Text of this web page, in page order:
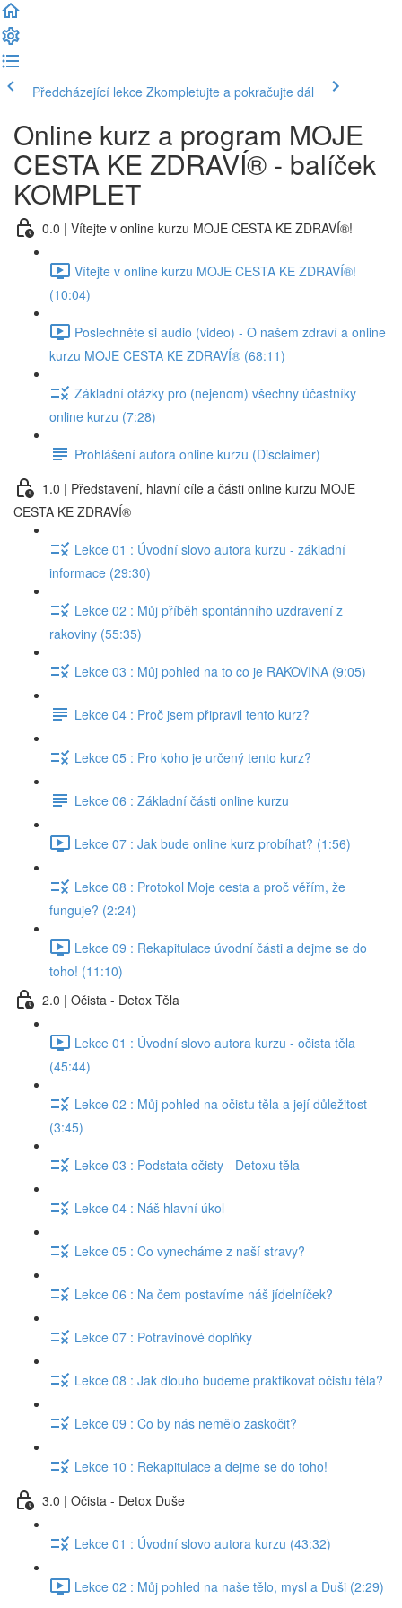
Předcházející lekce Zkompletujte a pokračujte dál
Online kurz a program MOJE
CESTA KE ZDRAVÍ® - balíček
KOMPLET
0.0 | Vítejte v online kurzu MOJE CESTA KE ZDRAVÍ®!
Vítejte v online kurzu MOJE CESTA KE ZDRAVÍ®!
(10:04)
Poslechněte si audio (video) - O našem zdraví a online
kurzu MOJE CESTA KE ZDRAVÍ® (68:11)
Základní otázky pro (nejenom) všechny účastníky
online kurzu (7:28)
Prohlášení autora online kurzu (Disclaimer)
1.0 | Představení, hlavní cíle a části online kurzu MOJE
CESTA KE ZDRAVÍ®
Lekce 01 : Úvodní slovo autora kurzu - základní
informace (29:30)
Lekce 02 : Můj příběh spontánního uzdravení z
rakoviny (55:35)
Lekce 03 : Můj pohled na to co je RAKOVINA (9:05)
Lekce 04 : Proč jsem připravil tento kurz?
Lekce 05 : Pro koho je určený tento kurz?
Lekce 06 : Základní části online kurzu
Lekce 07 : Jak bude online kurz probíhat? (1:56)
Lekce 08 : Protokol Moje cesta a proč věřím, že
funguje? (2:24)
Lekce 09 : Rekapitulace úvodní části a dejme se do
toho! (11:10)
2.0 | Očista - Detox Těla
Lekce 01 : Úvodní slovo autora kurzu - očista těla
(45:44)
Lekce 02 : Můj pohled na očistu těla a její důležitost
(3:45)
Lekce 03 : Podstata očisty - Detoxu těla
Lekce 04 : Náš hlavní úkol
Lekce 05 : Co vynecháme z naší stravy?
Lekce 06 : Na čem postavíme náš jídelníček?
Lekce 07 : Potravinové doplňky
Lekce 08 : Jak dlouho budeme praktikovat očistu těla?
Lekce 09 : Co by nás nemělo zaskočit?
Lekce 10 : Rekapitulace a dejme se do toho!
3.0 | Očista - Detox Duše
Lekce 01 : Úvodní slovo autora kurzu (43:32)
Lekce 02 : Můj pohled na naše tělo, mysl a Duši (2:29)